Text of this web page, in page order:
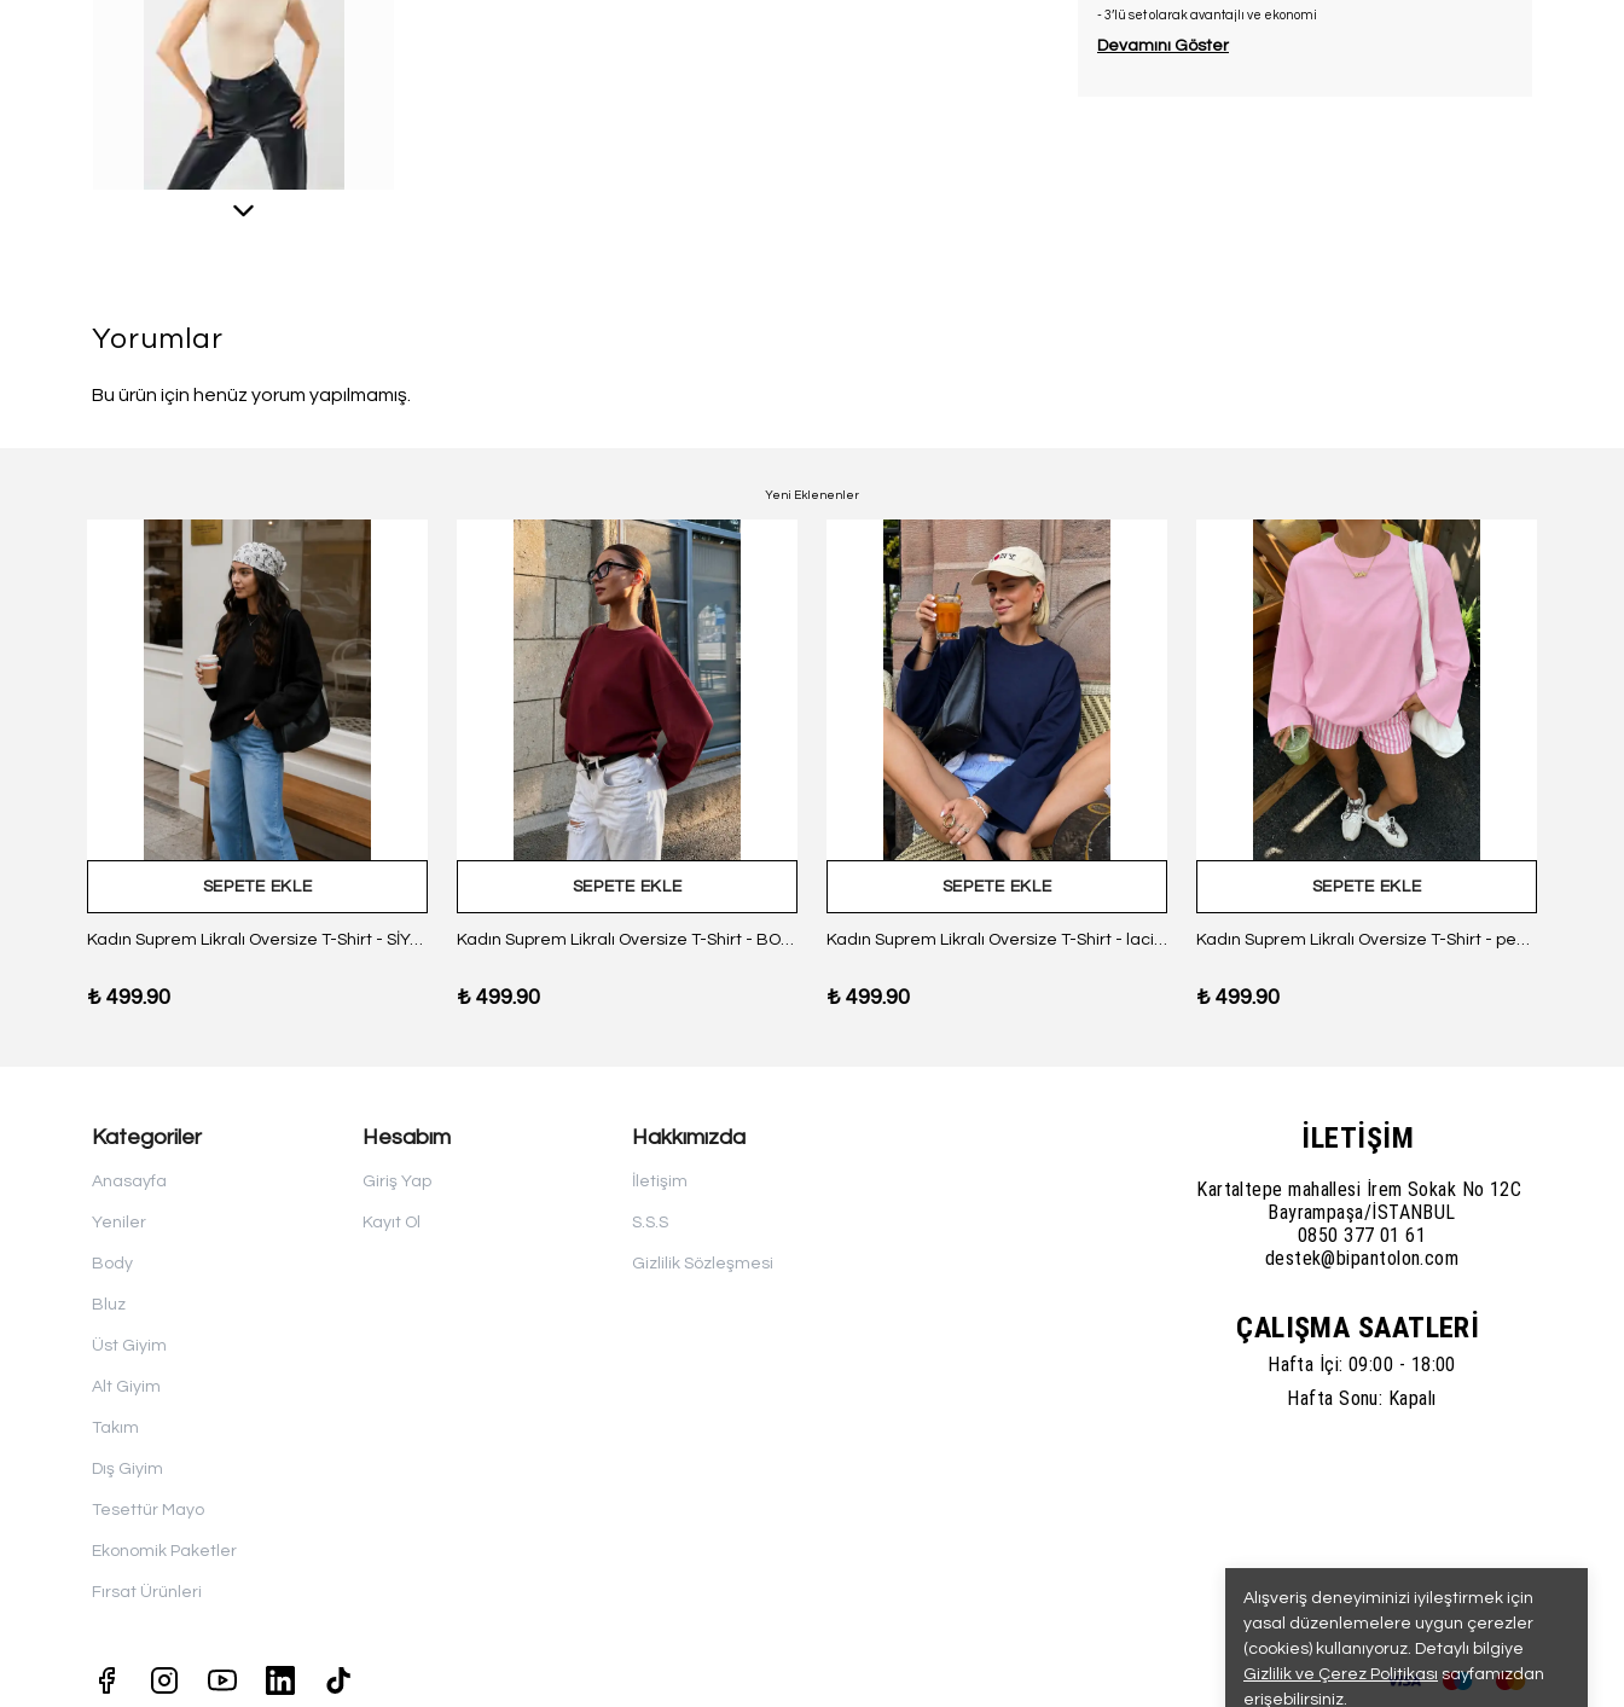
Alışveriş deneyiminizi iyileştirmek için
yasal düzenlemelere uygun çerezler
(cookies) kullanıyoruz. Detaylı bilgiye
Gizlilik ve Çerez Politikası sayfamızdan
erişebilirsiniz.
- 3’lü set olarak avantajlı ve ekonomi
Devamını Göster
Yorumlar
Bu ürün için henüz yorum yapılmamış.
Yeni Eklenenler
SEPETE EKLE
Kadın Suprem Likralı Oversize T-Shirt - SİYAH
₺ 499.90
SEPETE EKLE
Kadın Suprem Likralı Oversize T-Shirt - BORDO
₺ 499.90
SEPETE EKLE
Kadın Suprem Likralı Oversize T-Shirt - lacivert
₺ 499.90
SEPETE EKLE
Kadın Suprem Likralı Oversize T-Shirt - pembe
₺ 499.90
Kategoriler
Anasayfa
Yeniler
Body
Bluz
Üst Giyim
Alt Giyim
Takım
Dış Giyim
Tesettür Mayo
Ekonomik Paketler
Fırsat Ürünleri
Hesabım
Giriş Yap
Kayıt Ol
Hakkımızda
İletişim
S.S.S
Gizlilik Sözleşmesi
İLETİŞİM
Kartaltepe mahallesi İrem Sokak No 12C
Bayrampaşa/İSTANBUL
0850 377 01 61
destek@bipantolon.com
ÇALIŞMA SAATLERİ
Hafta İçi: 09:00 - 18:00
Hafta Sonu: Kapalı